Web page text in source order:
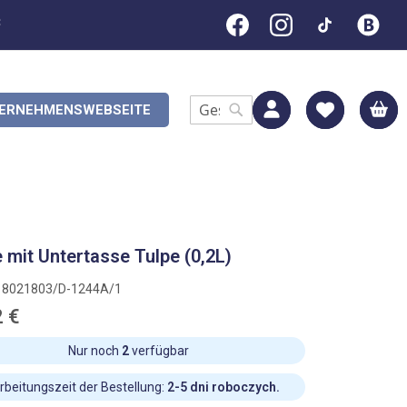
Search Search
mit Untertasse Tulpe (0,2L)
D-1244A/1
€
Nur noch 2verfügbar
der Bestellung: 2-5 dni roboczych.